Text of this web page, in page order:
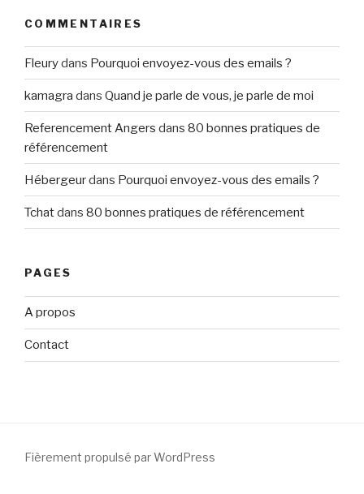
COMMENTAIRES
Fleurydans Pourquoi envoyez-vous des emails ?
kamagra dans Quand je parle de vous, je parle de moi
Referencement Angers dans 80 bonnes pratiques de
référencement
Hébergeurdans Pourquoi envoyez-vous des emails ?
Tchatdans 80 bonnes pratiques de référencement
PAGES
A propos
Contact
Fièrement propulsé par WordPress